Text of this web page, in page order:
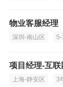
物业客服经理
深圳-南山区
项目经理-互联
上海-静安区 3